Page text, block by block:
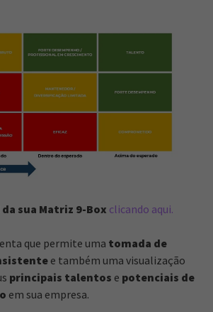
sua Matriz 9-Box clicando aqui.
que permite uma tomada de
e também uma visualização
principais talentos e potenciais de
em sua empresa.